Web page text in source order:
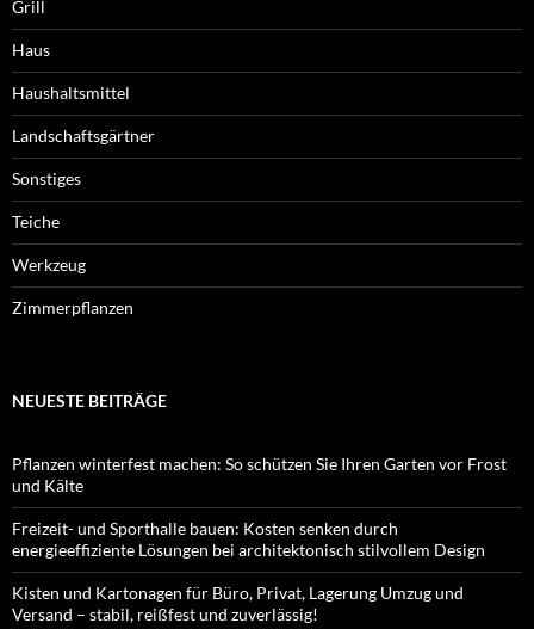
Grill
Haus
Haushaltsmittel
Landschaftsgärtner
Sonstiges
Teiche
Werkzeug
Zimmerpflanzen
NEUESTE BEITRÄGE
Pflanzen winterfest machen: So schützen Sie Ihren Garten vor Frost
und Kälte
Freizeit- und Sporthalle bauen: Kosten senken durch
energieeffiziente Lösungen bei architektonisch stilvollem Design
Kisten und Kartonagen für Büro, Privat, Lagerung Umzug und
Versand – stabil, reißfest und zuverlässig!